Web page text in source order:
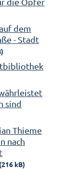
dem
- Stadt
sind
Thieme
nach
(216 kB)